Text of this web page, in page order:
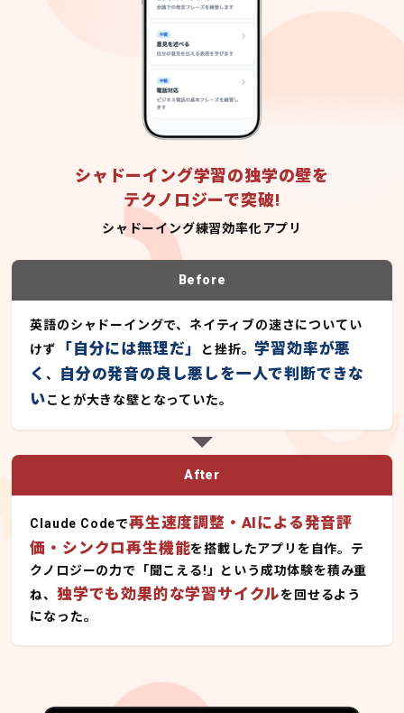
シャドーイング学習の独学の壁を
テクノロジーで突破!
シャドーイング練習効率化アプリ
Before
英語のシャドーイングで、ネイティブの速さについてい
けず
「自分には無理だ」 と挫折。学習効率が悪
く、
自分の発音の良し悪しを一人で判断できな
いことが大きな壁となっていた。
After
Claude Codeで再生速度調整・AIによる発音評
価・シンクロ再生機能を搭載したアプリを自作。テ
クノロジーの力で「聞こえる!」という成功体験を積み重
ね、独学でも効果的な学習サイクルを回せるよう
になった。